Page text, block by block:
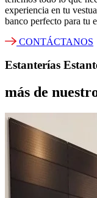
experiencia en tu
banco perfecto para tu
CONTÁCTANOS
Estanterías
más de